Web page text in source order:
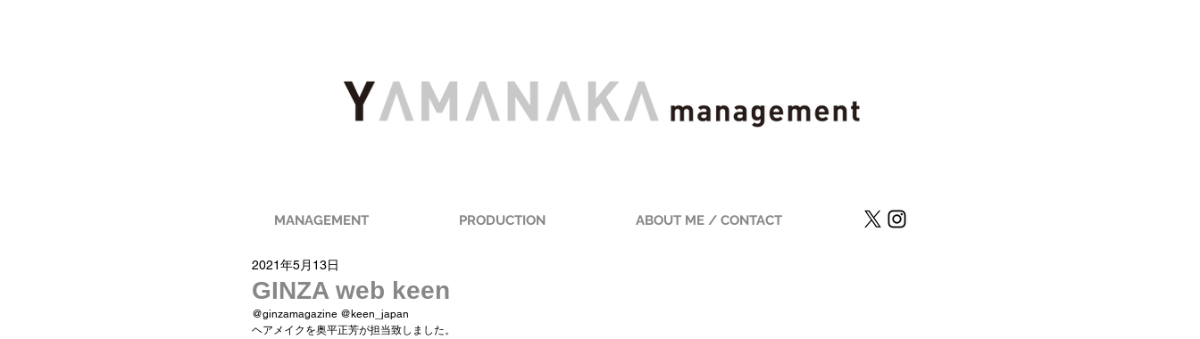
MANAGEMENT PRODUCTION ABOUT ME / CONTACT
GINZA web keen
2021年5月13日
@ginzamagazine @keen_japan
ヘアメイクを奥平正芳が担当致しました。